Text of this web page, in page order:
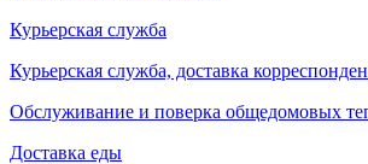
Курьерская служба
Курьерская служба, доставка
Обслуживание и поверка общедомовых
Доставка еды